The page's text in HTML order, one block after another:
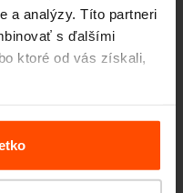
a analýzy. Títo partneri
s ďalšími
ktoré od vás získali,
Zásady zpracování